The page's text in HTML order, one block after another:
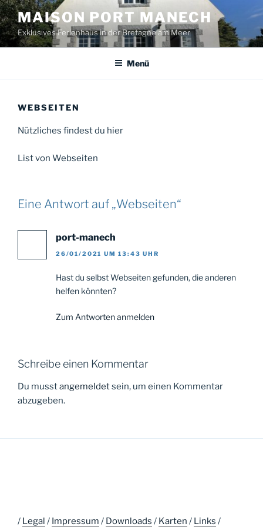
Zum
Inhalt
springen
MAISON PORT MANECH
Exklusives Ferienhaus in der Bretagne am Meer
Menü
WEBSEITEN
Nützliches findest du hier
List von Webseiten
Eine Antwort auf „Webseiten“
port-manech
26/01/2021 UM 13:43 UHR
Hast du selbst Webseiten gefunden, die anderen
helfen könnten?
Zum Antworten anmelden
Schreibe einen Kommentar
Du musstangemeldetsein, um einen Kommentar
abzugeben.
/ Legal / Impressum / Downloads / Karten / Links /